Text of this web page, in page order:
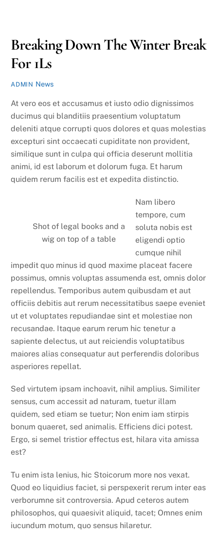
Breaking Down The Winter Break
For 1Ls
ADMIN News
At vero eos et accusamus et iusto odio dignissimos
ducimus qui blanditiis praesentium voluptatum
deleniti atque corrupti quos dolores et quas molestias
excepturi sint occaecati cupiditate non provident,
similique sunt in culpa qui officia deserunt mollitia
animi, id est laborum et dolorum fuga. Et harum
quidem rerum facilis est et expedita distinctio.
Shot of legal books and a
wig on top of a table
Nam libero
tempore, cum
soluta nobis est
eligendi optio
cumque nihil
impedit quo minus id quod maxime placeat facere
possimus, omnis voluptas assumenda est, omnis dolor
repellendus. Temporibus autem quibusdam et aut
officiis debitis aut rerum necessitatibus saepe eveniet
ut et voluptates repudiandae sint et molestiae non
recusandae. Itaque earum rerum hic tenetur a
sapiente delectus, ut aut reiciendis voluptatibus
maiores alias consequatur aut perferendis doloribus
asperiores repellat.
Sed virtutem ipsam inchoavit, nihil amplius. Similiter
sensus, cum accessit ad naturam, tuetur illam
quidem, sed etiam se tuetur; Non enim iam stirpis
bonum quaeret, sed animalis. Efficiens dici potest.
Ergo, si semel tristior effectus est, hilara vita amissa
est?
Tu enim ista lenius, hic Stoicorum more nos vexat.
Quod eo liquidius faciet, si perspexerit rerum inter eas
verborumne sit controversia. Apud ceteros autem
philosophos, qui quaesivit aliquid, tacet; Omnes enim
iucundum motum, quo sensus hilaretur.